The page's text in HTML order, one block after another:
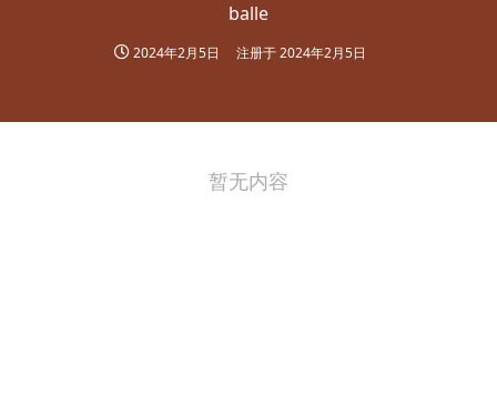
balle
2024年2月5日 注册于2024年2月5日
暂无内容